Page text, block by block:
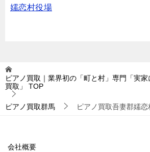
嬬恋村役場
ピアノ買取｜業界初の「町と村」専門「実
買取」
TOP
ピアノ買取群馬 ピアノ買取吾妻郡嬬恋
会社概要